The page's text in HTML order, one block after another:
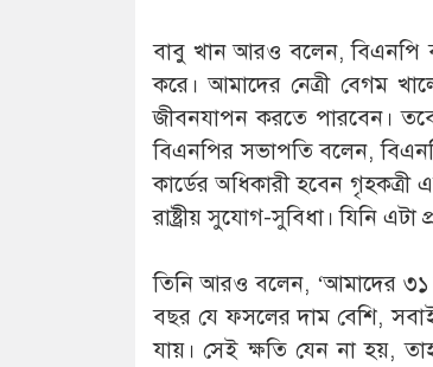
বাবু খান আরও বলেন, বিএনপি
করে। আমাদের নেত্রী বেগম
জীবনযাপন করতে পারবেন।
বিএনপির সভাপতি বলেন,
কার্ডের অধিকারী হবেন
রাষ্ট্রীয় সুযোগ-সুবিধা। যিনি
তিনি আরও বলেন, ‘আমাদের ৩১
বছর যে ফসলের দাম বেশি,
যায়। সেই ক্ষতি যেন না হয়,